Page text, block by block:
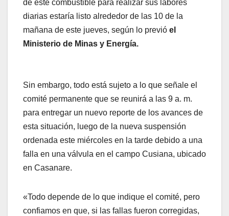
de este combustible para realizar sus labores
diarias estaría listo alrededor de las 10 de la
mañana de este jueves, según lo previó el
Ministerio de Minas y Energía.
Sin embargo, todo está sujeto a lo que señale el
comité permanente que se reunirá a las 9 a. m.
para entregar un nuevo reporte de los avances de
esta situación, luego de la nueva suspensión
ordenada este miércoles en la tarde debido a una
falla en una válvula en el campo Cusiana, ubicado
en Casanare.
«Todo depende de lo que indique el comité, pero
confiamos en que, si las fallas fueron corregidas,